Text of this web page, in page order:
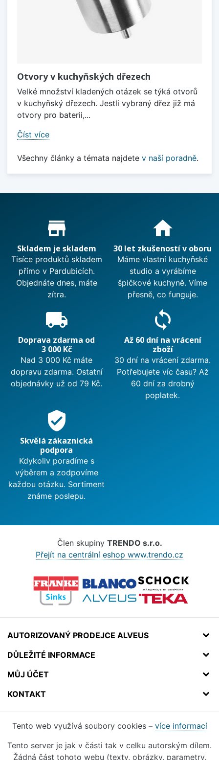
Otvory v kuchyňských dřezech
Velké množství kladených otázek se týká otvorů
v kuchyňský dřezech. Jestli vybraný dřez již má
otvory pro baterii,...
Číst více
Všechny články a témata najdete v naší poradně.
Proč nakupovat u nás?
store_mall_directory
Skladem je skladem
Tisíce produktů skladem
přímo v Pardubicích.
Objednáte dnes, máte
zítra.
home
30 let zkušeností v oboru
Máme vlastní kuchyňské
studio a vyrábíme
špičkové kuchyně. Víme
přesně, co funguje.
local_shipping
Doprava zdarma od
3 000 Kč
Nad 3 000 Kč máte
dopravu zdarma. Ostatní
objednávky už od 79 Kč.
sync
Až 60 dní na vrácení
zboží
30 dní na vrácení zdarma.
Potřebujete víc času? Až
60 dní za drobný
poplatek.
verified_user
Skvělá zákaznická
podpora
Kdykoliv poradíme s
výběrem a zodpovíme
každou otázku. Sortiment
známe poslepu.
Člen skupiny TRENDO s.r.o.
Přejít na centrální eshop www.trendo.cz
AUTORIZOVANÝ PRODEJCE ALVEUS
DŮLEŽITÉ INFORMACE
MŮJ ÚČET
KONTAKT
Tento web využívá soubory cookies – více informací
Tento server je jak v části tak v celku autorským dílem.
Žádná část tohoto webu (texty, obrázky, parametry,